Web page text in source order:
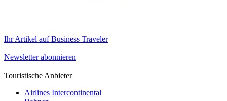
Ihr Artikel auf Business Traveler
Newsletter abonnieren
Touristische Anbieter
Airlines Intercontinental